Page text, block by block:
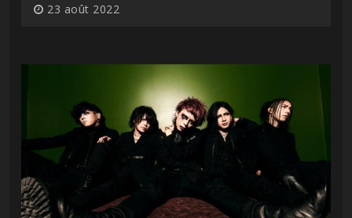
23 août 2022